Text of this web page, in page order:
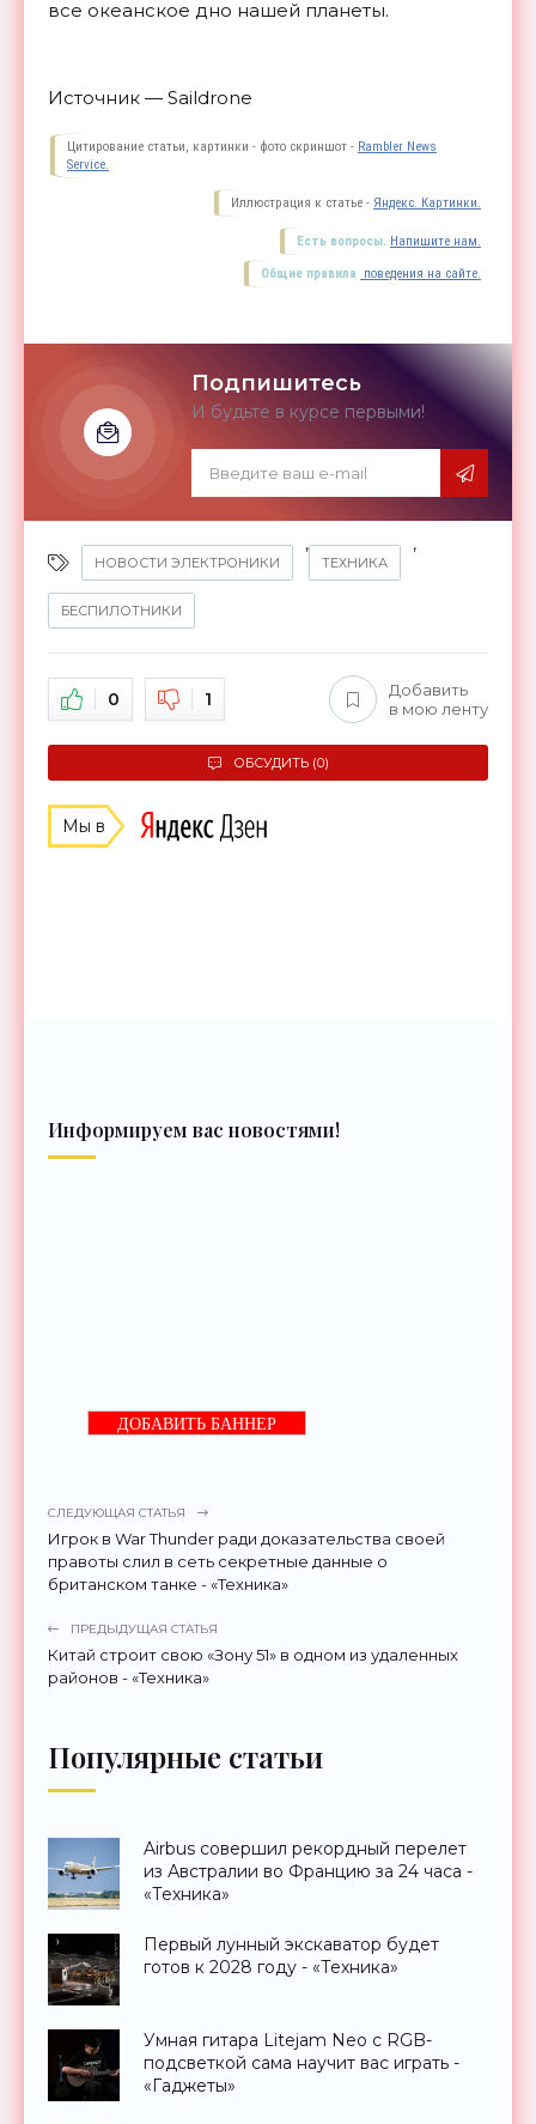
все океанское дно нашей планеты.
Источник — Saildrone
Цитирование статьи, картинки - фото скриншот - Rambler News
Service.
Иллюстрация к статье - Яндекс. Картинки.
Есть вопросы. Напишите нам.
Общие правила поведения на сайте.
Подпишитесь
И будьте в курсе первыми!
НОВОСТИ ЭЛЕКТРОНИКИ
,
ТЕХНИКА
,
БЕСПИЛОТНИКИ
0 1
Добавить
в мою ленту
ОБСУДИТЬ (0)
Мы в
Информируем вас новостями!
ДОБАВИТЬ БАННЕР
СЛЕДУЮЩАЯ СТАТЬЯ
Игрок в War Thunder ради доказательства своей
правоты слил в сеть секретные данные о
британском танке - «Техника»
ПРЕДЫДУЩАЯ СТАТЬЯ
Китай строит свою «Зону 51» в одном из удаленных
районов - «Техника»
Популярные статьи
Airbus совершил рекордный перелет
из Австралии во Францию за 24 часа -
«Техника»
Первый лунный экскаватор будет
готов к 2028 году - «Техника»
Умная гитара Litejam Neo с RGB-
подсветкой сама научит вас играть -
«Гаджеты»